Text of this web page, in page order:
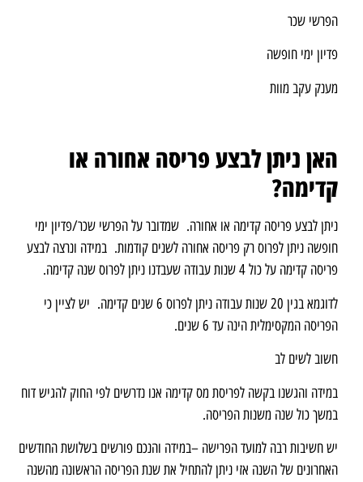
הפרשי שכר
פדיון ימי חופשה
מענק עקב מוות
האן ניתן לבצע פריסה אחורה או
קדימה?
ניתן לבצע פריסה קדימה או אחורה. שמדובר על הפרשי שכר/פדיון ימי
חופשה ניתן לפרוס רק פריסה אחורה לשנים קודמות. במידה ונרצה לבצע
פריסה קדימה על כול 4 שנות עבודה שעבדנו ניתן לפרוס שנה קדימה.
לדוגמא בגין 20 שנות עבודה ניתן לפרוס 6 שנים קדימה. יש לציין כי
הפריסה המקסימלית הינה עד 6 שנים.
חשוב לשים לב
במידה והגשנו בקשה לפריסת מס קדימה אנו נדרשים לפי החוק להגיש דוח
במשך כול שנה משנות הפריסה.
יש חשיבות רבה למועד הפרישה –במידה והנכם פורשים בשלושת החודשים
האחרונים של השנה אזי ניתן להתחיל את שנת הפריסה הראשונה מהשנה